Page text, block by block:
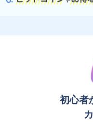
初心者